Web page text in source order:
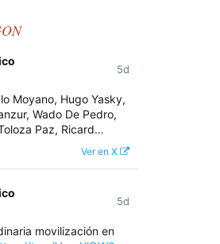
5d
Moyano, Hugo Yasky,
Wado De Pedro,
Paz, Ricard…
Ver en X
5d
movilización en